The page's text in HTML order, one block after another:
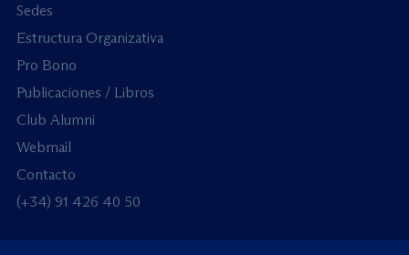
Sedes
Estructura Organizativa
Pro Bono
Publicaciones / Libros
Club Alumni
Webmail
Contacto
(+34) 91 426 40 50